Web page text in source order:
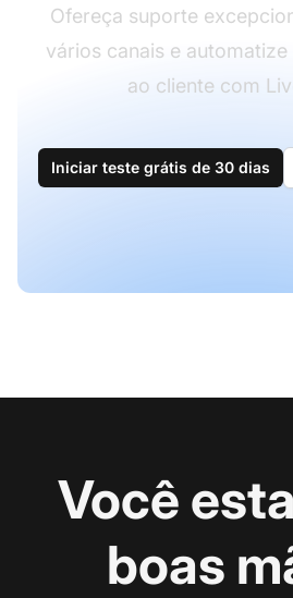
Ofereça suporte
vários canais e
ao cliente com
Iniciar teste grátis de 30 dias
Você
boas